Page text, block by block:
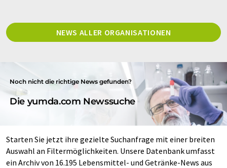
NEWS ALLER ORGANISATIONEN
Noch nicht die richtige News gefunden?
Die yumda.com Newssuche
Starten Sie jetzt ihre gezielte Suchanfrage mit einer breiten
Auswahl an Filtermöglichkeiten. Unsere Datenbank umfasst
ein Archiv von 16.195 Lebensmittel- und Getränke-News aus